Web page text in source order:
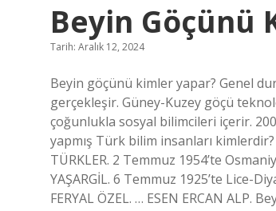
Beyin Göçünü
Tarih: Aralık 12, 2024
Beyin göçünü kimler yapar? Genel
gerçekleşir. Güney-Kuzey göçü
çoğunlukla sosyal bilimcileri içerir.
yapmış Türk bilim insanları kimlerdir?
TÜRKLER. 2 Temmuz 1954’te
YAŞARGİL. 6 Temmuz 1925’te Lice-
FERYAL ÖZEL. … ESEN ERCAN